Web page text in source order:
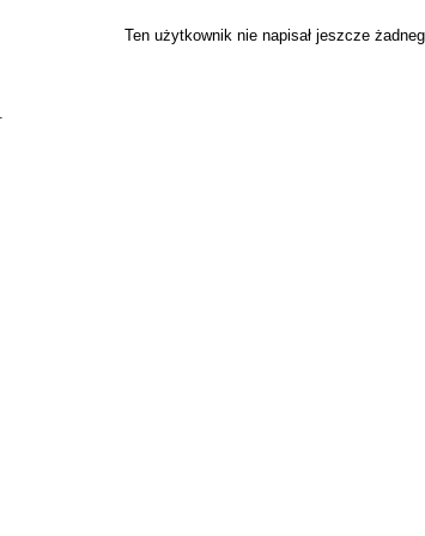
Ten użytkownik nie napisał jeszcze